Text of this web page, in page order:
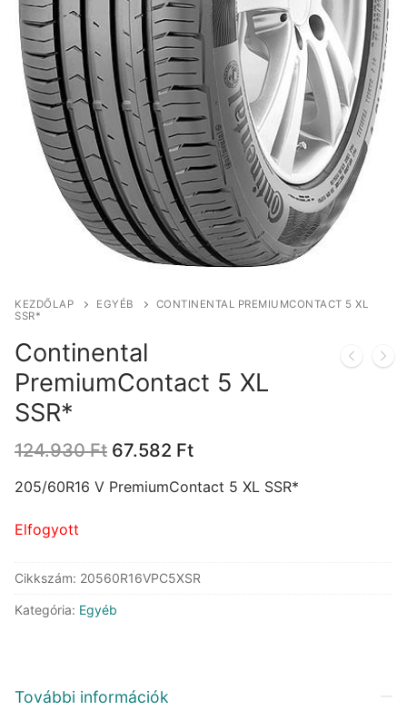
KEZDŐLAP EGYÉB
CONTINENTAL PREMIUMCONTACT 5 XL
SSR*
Continental
PremiumContact 5 XL
SSR*
124.930Ft Original
was:
67.582 FtCurrent
is:
205/60R16 V PremiumContact 5 XL SSR*
Elfogyott
Cikkszám: 20560R16VPC5XSR
Kategória: Egyéb
További információk